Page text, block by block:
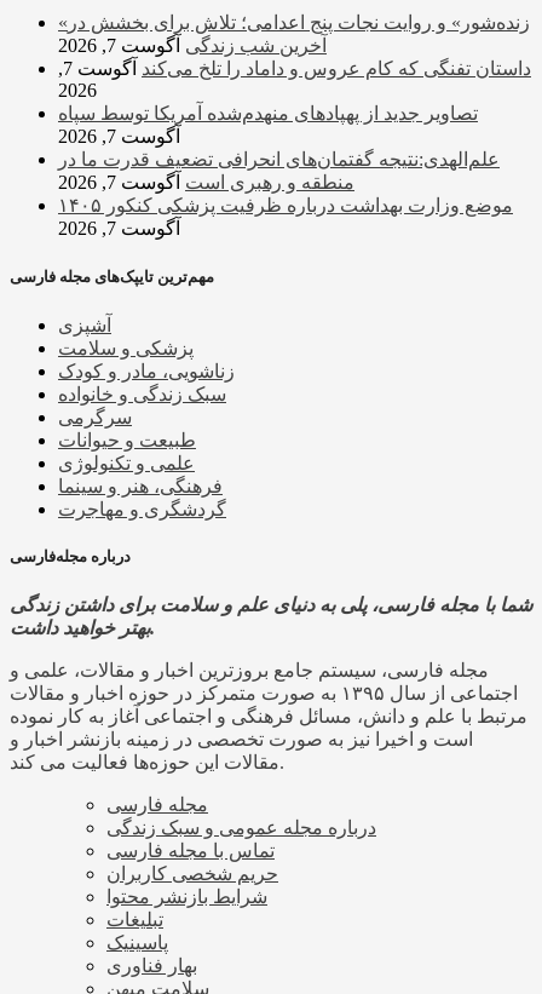
«زنده‌شور» و روایت نجات پنج اعدامی؛ تلاش برای بخشش در
آخرین شب زندگی آگوست 7, 2026
داستان تفنگی که کام عروس و داماد را تلخ می‌کند
آگوست 7,
2026
تصاویر جدید از پهپادهای منهدم‌شده آمریکا توسط سپاه
آگوست 7, 2026
علم‌الهدی:نتیجه گفتمان‌های انحرافی تضعیف قدرت ما در
منطقه و رهبری است آگوست 7, 2026
موضع وزارت بهداشت درباره ظرفیت پزشکی کنکور ۱۴۰۵
آگوست 7, 2026
مهم‌ترین تایپک‌های مجله فارسی
آشپزی
پزشکی و سلامت
زناشویی، مادر و کودک
سبک زندگی و خانواده
سرگرمی
طبیعت و حیوانات
علمی و تکنولوژی
فرهنگی، هنر و سینما
گردشگری و مهاجرت
درباره مجله‌فارسی
شما با مجله فارسی، پلی به دنیای علم و سلامت برای داشتن زندگی
بهتر خواهید داشت.
مجله فارسی، سیستم جامع بروزترین اخبار و مقالات، علمی و
اجتماعی از سال ۱۳۹۵ به صورت متمرکز در حوزه اخبار و مقالات
مرتبط با علم و دانش، مسائل فرهنگی و اجتماعی آغاز به کار نموده
است و اخیرا نیز به صورت تخصصی در زمینه بازنشر اخبار و
مقالات این حوزه‌ها فعالیت می کند.
مجله فارسی
درباره مجله عمومی و سبک زندگی
تماس با مجله فارسی
حریم شخصی کاربران
شرایط بازنشر محتوا
تبلیغات
پاسینیک
بهار فناوری
سلامت میهن